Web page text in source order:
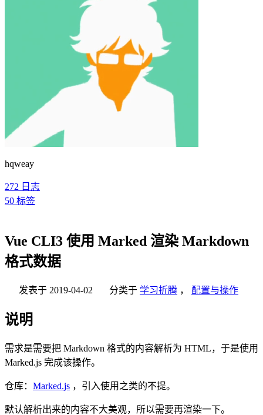
hqweay
272 日志
50 标签
Vue CLI3 使用 Marked 渲染 Markdown
格式数据
发表于 2019-04-02 分类于 学习折腾 ， 配置与操作
说明
需求是需要把 Markdown 格式的内容解析为 HTML，于是使用
Marked.js 完成该操作。
仓库： Marked.js ，引入使用之类的不提。
默认解析出来的内容不大美观，所以需要再渲染一下。